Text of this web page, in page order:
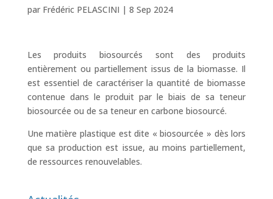
par Frédéric PELASCINI | 8 Sep 2024
Les produits biosourcés sont des produits
entièrement ou partiellement issus de la biomasse. Il
est essentiel de caractériser la quantité de biomasse
contenue dans le produit par le biais de sa teneur
biosourcée ou de sa teneur en carbone biosourcé.
Une matière plastique est dite « biosourcée » dès lors
que sa production est issue, au moins partiellement,
de ressources renouvelables.